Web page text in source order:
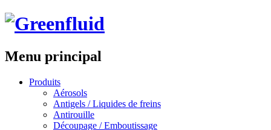
Menu principal
Aller
Produits
Aérosols
Antigels / Liquides de freins
Antirouille
Découpage / Emboutissage